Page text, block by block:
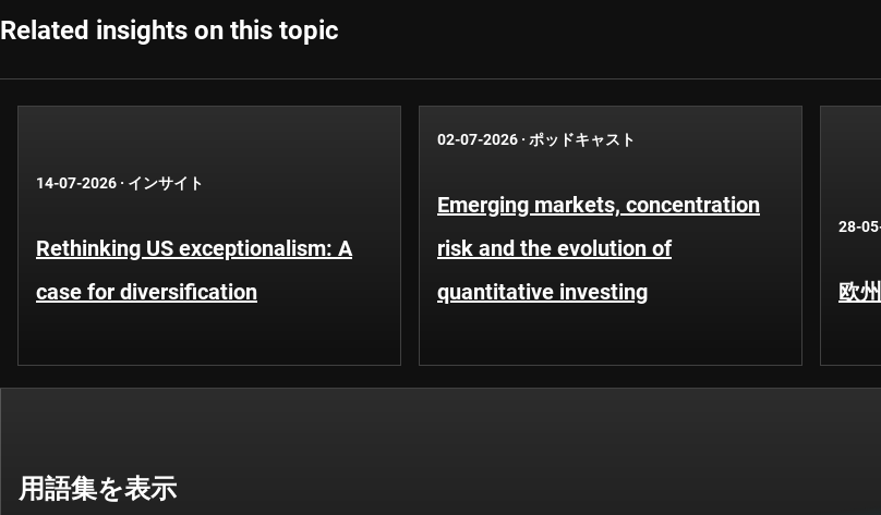
Related insights on this topic
14-07-2026 · インサイト
Rethinking US exceptionalism: A
case for diversification
02-07-2026 · ポッドキャスト
Emerging markets, concentration
risk and the evolution of
quantitative investing
28-
欧
用語集を表示